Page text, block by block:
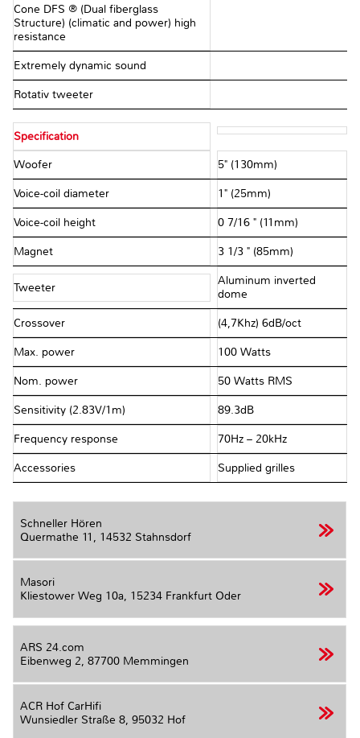
Cone DFS ® (Dual fiberglass
Structure) (climatic and power) high
resistance
Extremely dynamic sound
Rotativ tweeter
Specification
Woofer 5" (130mm)
Voice-coil diameter 1" (25mm)
Voice-coil height 0 7/16 " (11mm)
Magnet 3 1/3 " (85mm)
Tweeter
Aluminum inverted
dome
Crossover (4,7Khz) 6dB/oct
Max. power 100 Watts
Nom. power 50 Watts RMS
Sensitivity (2.83V/1m) 89.3dB
Frequency response 70Hz – 20kHz
Accessories Supplied grilles
Schneller Hören
Quermathe 11, 14532 Stahnsdorf
Masori
Kliestower Weg 10a, 15234 Frankfurt Oder
ARS 24.com
Eibenweg 2, 87700 Memmingen
ACR Hof CarHifi
Wunsiedler Straße 8, 95032 Hof